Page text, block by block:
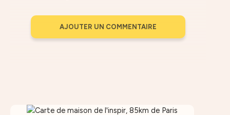
AJOUTER UN COMMENTAIRE